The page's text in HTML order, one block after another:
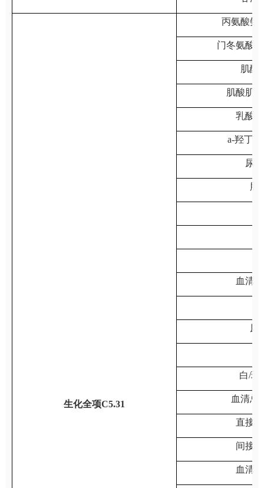
生化全项C5.31
丙氨酸氨
门冬氨酸
肌酸
肌酸肌
乳酸
a-羟丁
尿
肌
血清
尿
白/球
血清总
直接
间接
血清